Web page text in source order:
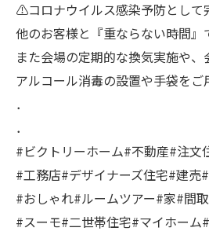
⚠コロナウイルス感染予防とし
他のお客様と『重ならない時間』
また会場の定期的な換気実施や、
アルコール消毒の設置や手袋をご
．
．
#ビクトリーホーム#不動産#注文
#工務店#デザイナーズ住宅#建売
#おしゃれ#ルームツアー#家#間
#スーモ#二世帯住宅#マイホーム